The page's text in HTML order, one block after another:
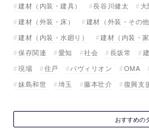
建材（内装・建具）
長谷川健太 大
建材（外装・床）
建材（外装・その他
建材（内装・水廻り）
建材（内装・家
保存関連
愛知 社会 長坂常
現場
住戸 パヴィリオン OMA
妹島和世
埼玉 藤本壮介 復興支
おすすめの